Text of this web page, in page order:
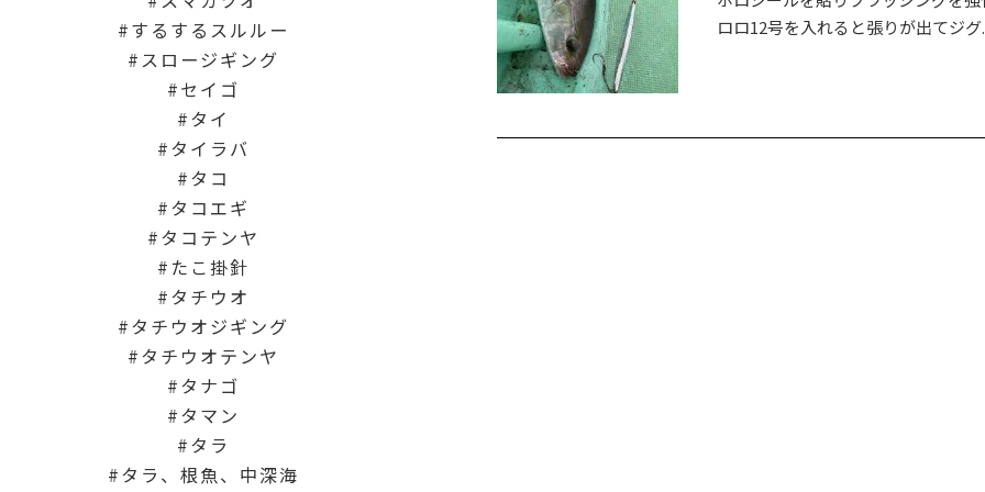
ロロ12号を入れると張りが出てジグ
するするスルルー
スロージギング
セイゴ
タイ
タイラバ
タコ
タコエギ
タコテンヤ
たこ掛針
タチウオ
タチウオジギング
タチウオテンヤ
タナゴ
タマン
タラ
タラ、根魚、中深海